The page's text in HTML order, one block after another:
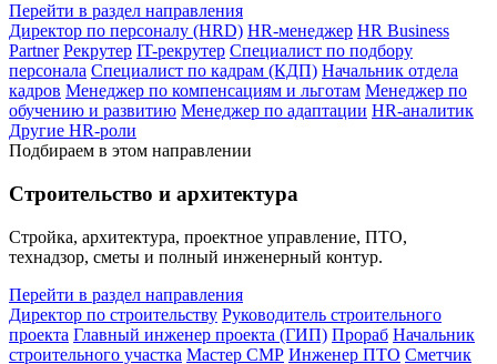
Перейти в раздел направления
Директор по персоналу (HRD) HR-менеджер HR Business
Partner Рекрутер IT-рекрутер Специалист по подбору
персонала Специалист по кадрам (КДП) Начальник отдела
кадров Менеджер по компенсациям и льготам Менеджер по
обучению и развитию Менеджер по адаптации HR-аналитик
Другие HR-роли
Подбираем в этом направлении
Строительство и архитектура
Стройка, архитектура, проектное управление, ПТО,
технадзор, сметы и полный инженерный контур.
Перейти в раздел направления
Директор по строительству Руководитель строительного
проекта Главный инженер проекта (ГИП) Прораб Начальник
строительного участка Мастер СМР Инженер ПТО Сметчик